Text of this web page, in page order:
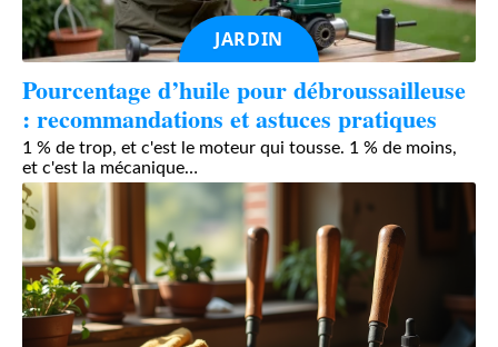
JARDIN
Pourcentage d’huile pour débroussailleuse
: recommandations et astuces pratiques
1 % de trop, et c'est le moteur qui tousse. 1 % de moins,
et c'est la mécanique…